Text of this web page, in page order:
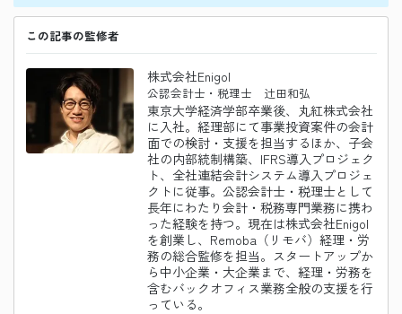
この記事の監修者
株式会社Enigol
公認会計士・税理士 辻田和弘
東京大学経済学部卒業後、丸紅株式会社
に入社。経理部にて事業投資案件の会計
面での検討・支援を担当するほか、子会
社の内部統制構築、IFRS導入プロジェク
ト、全社連結会計システム導入プロジェ
クトに従事。公認会計士・税理士として
長年にわたり会計・税務専門業務に携わ
った経験を持つ。現在は株式会社Enigol
を創業し、Remoba（リモバ）経理・労
務の総合監修を担当。スタートアップか
ら中小企業・大企業まで、経理・労務を
含むバックオフィス業務全般の支援を行
っている。